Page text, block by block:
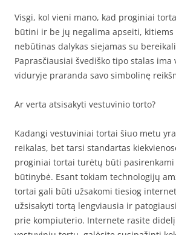
Visgi, kol vieni mano, kad proginiai
būtini ir be jų negalima apseiti, kitiems
nebūtinas dalykas siejamas su
Paprasčiausiai švediško tipo stalas ima
viduryje praranda savo simbolinę
Ar verta atsisakyti vestuvinio torto?
Kadangi vestuviniai tortai šiuo metu
reikalas, bet tarsi standartas
proginiai tortai turėtų būti
būtinybė. Esant tokiam technologijų
tortai gali būti užsakomi tiesiog
užsisakyti tortą lengviausia ir
prie kompiuterio. Internete rasite